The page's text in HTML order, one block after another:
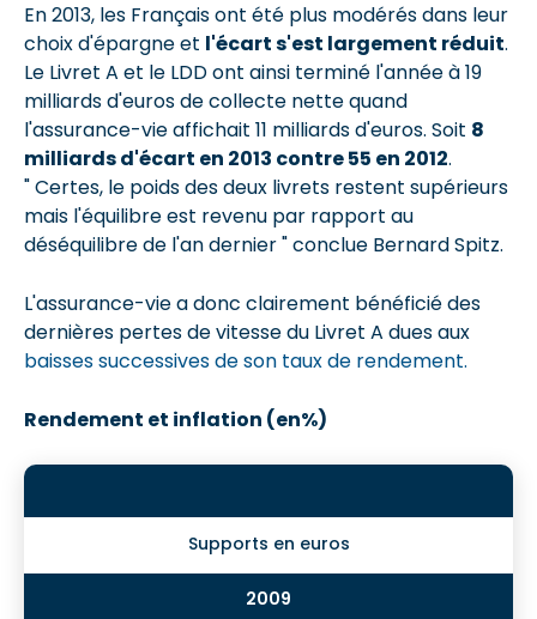
En 2013, les Français ont été plus modérés dans leur
choix d'épargne et l'écart s'est largement réduit.
Le Livret A et le LDD ont ainsi terminé l'année à 19
milliards d'euros de collecte nette quand
l'assurance-vie affichait 11 milliards d'euros. Soit 8
milliards d'écart en 2013 contre 55 en 2012.
" Certes, le poids des deux livrets restent supérieurs
mais l'équilibre est revenu par rapport au
déséquilibre de l'an dernier " conclue Bernard Spitz.
L'assurance-vie a donc clairement bénéficié des
dernières pertes de vitesse du Livret A dues aux
baisses successives de son taux de rendement.
Rendement et inflation (en%)
Supports en euros